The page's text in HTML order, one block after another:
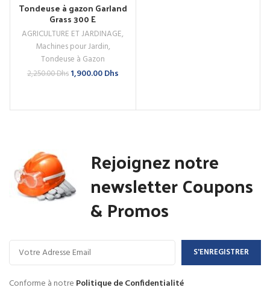
Tondeuse à gazon Garland
Grass 300 E
AGRICULTURE ET JARDINAGE,
Machines pour Jardin,
Tondeuse à Gazon
2,250.00Dhs Le
1,900.00DhsLe
Rejoignez notre
newsletter Coupons
& Promos
Conforme à notre Politique de Confidentialité